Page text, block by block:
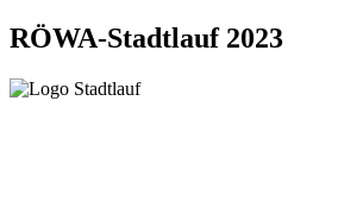
RÖWA-Stadtlauf 2023